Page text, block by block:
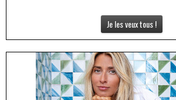
Je les veux tous !